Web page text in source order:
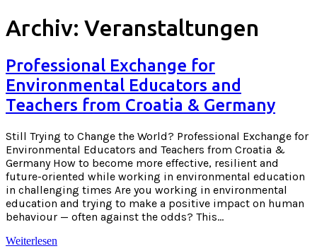
Archiv: Veranstaltungen
Professional Exchange for
Environmental Educators and
Teachers from Croatia & Germany
Still Trying to Change the World? Professional Exchange for
Environmental Educators and Teachers from Croatia &
Germany How to become more effective, resilient and
future-oriented while working in environmental education
in challenging times Are you working in environmental
education and trying to make a positive impact on human
behaviour — often against the odds? This…
Weiterlesen